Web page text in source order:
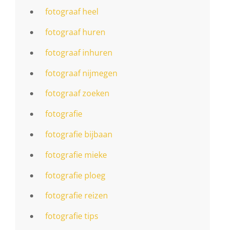
fotograaf heel
fotograaf huren
fotograaf inhuren
fotograaf nijmegen
fotograaf zoeken
fotografie
fotografie bijbaan
fotografie mieke
fotografie ploeg
fotografie reizen
fotografie tips